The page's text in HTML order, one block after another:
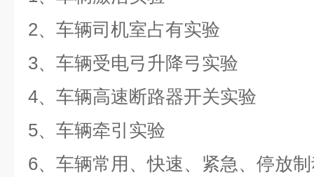
2、车辆司机室占有实验
3、车辆受电弓升降弓实验
4、车辆高速断路器开关实验
5、车辆牵引实验
6、车辆常用、快速、紧急、停放